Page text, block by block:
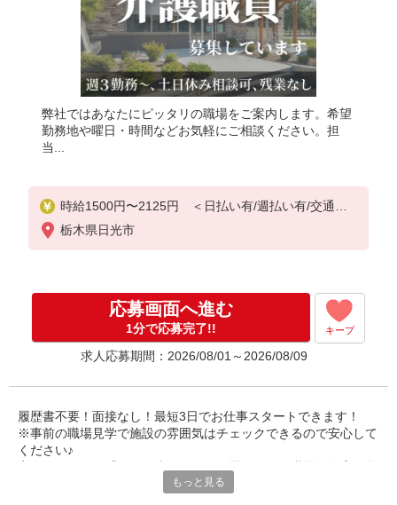
弊社ではあなたにピッタリの職場をご案内します。希望
勤務地や曜日・時間などお気軽にご相談ください。担
当...
時給1500円〜2125円 ＜日払い有/週払い有/交通費
全支給(ガソリン代含む)＞
栃木県日光市
応募画面へ進む
1分で応募完了!! キープ
求人応募期間：2026/08/01～2026/08/09
履歴書不要！面接なし！最短3日でお仕事スタートできます！
※事前の職場見学で施設の雰囲気はチェックできるので安心して
ください♪
もっと見る